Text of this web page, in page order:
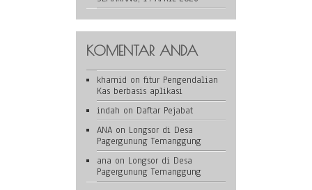
KOMENTAR ANDA
khamid on fitur Pengendalian
Kas berbasis aplikasi
indah on Daftar Pejabat
ANA on Longsor di Desa
Pagergunung Temanggung
ana on Longsor di Desa
Pagergunung Temanggung